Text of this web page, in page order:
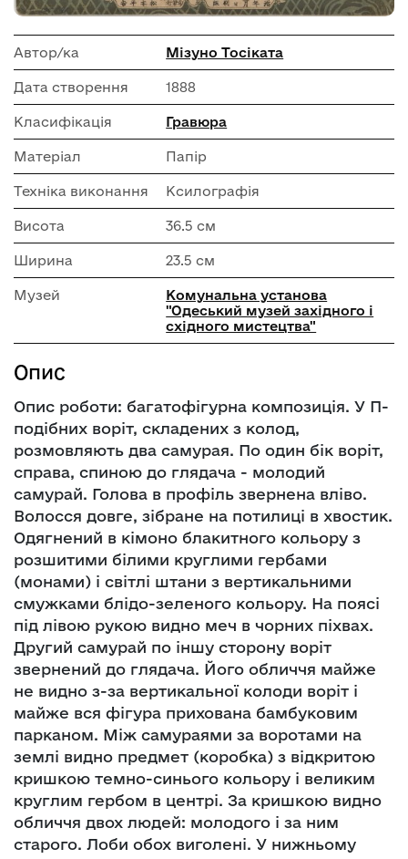
Автор/ка Мізуно Тосіката
Дата створення 1888
Класифікація Гравюра
Матеріал Папір
Техніка виконання Ксилографія
Висота 36.5 см
Ширина 23.5 см
Музей
Комунальна установа
"Одеський музей західного і
східного мистецтва"
Опис
Опис роботи: багатофігурна композиція. У П-
подібних воріт, складених з колод,
розмовляють два самурая. По один бік воріт,
справа, спиною до глядача - молодий
самурай. Голова в профіль звернена вліво.
Волосся довге, зібране на потилиці в хвостик.
Одягнений в кімоно блакитного кольору з
розшитими білими круглими гербами
(монами) і світлі штани з вертикальними
смужками блідо-зеленого кольору. На поясі
під лівою рукою видно меч в чорних піхвах.
Другий самурай по іншу сторону воріт
звернений до глядача. Його обличчя майже
не видно з-за вертикальної колоди воріт і
майже вся фігура прихована бамбуковим
парканом. Між самураями за воротами на
землі видно предмет (коробка) з відкритою
кришкою темно-синього кольору і великим
круглим гербом в центрі. За кришкою видно
обличчя двох людей: молодого і за ним
старого. Лоби обох виголені. У нижньому